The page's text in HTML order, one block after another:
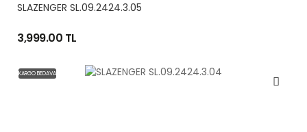
SLAZENGER SL.09.2424.3.05
3,999.00 TL
KARGO BEDAVA